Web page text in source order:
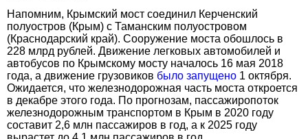
Напомним, Крымский мост соединил Керченский
полуостров (Крым) с Таманским полуостровом
(Краснодарский край). Сооружение моста обошлось в
228 млрд рублей. Движение легковых автомобилей и
автобусов по Крымскому мосту началось 16 мая 2018
года, а движение грузовиков было запущено 1 октября.
Ожидается, что железнодорожная часть моста откроется
в декабре этого года. По прогнозам, пассажиропоток
железнодорожным транспортом в Крым в 2020 году
составит 2,6 млн пассажиров в год, а к 2025 году